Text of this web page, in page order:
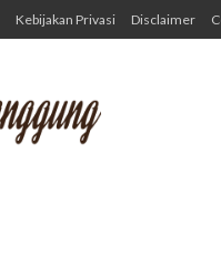
Kebijakan Privasi Disclaimer